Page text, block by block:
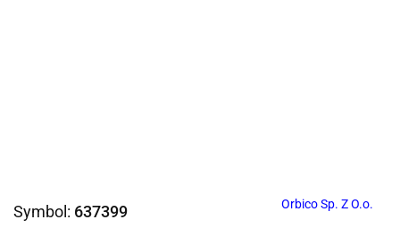
Symbol: 637399 Orbico Sp. Z O.o.